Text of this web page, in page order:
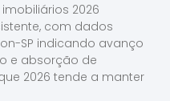
2026
com dados
SP indicando avanço
e absorção de
2026 tende a manter